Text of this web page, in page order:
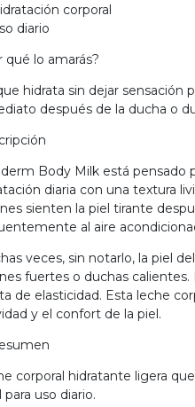
corporal
diario
qué lo amarás?
hidrata sin dejar sensación
después de la ducha o
Body Milk está pensado
diaria con una textura
sienten la piel tirante
al aire
veces, sin notarlo, la piel
fuertes o duchas
de elasticidad. Esta leche
y el confort de la piel.
corporal hidratante ligera
para uso diario.